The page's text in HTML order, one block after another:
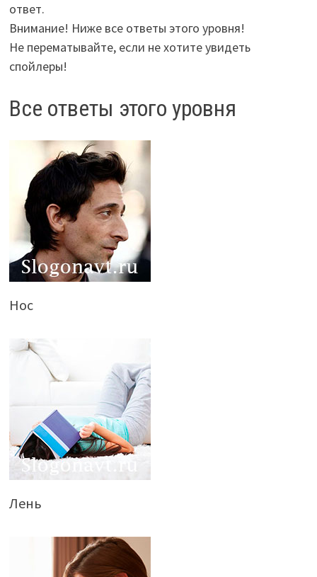
ответ.
Внимание! Ниже все ответы этого уровня!
Не перематывайте, если не хотите увидеть
спойлеры!
Все ответы этого уровня
Нос
Лень